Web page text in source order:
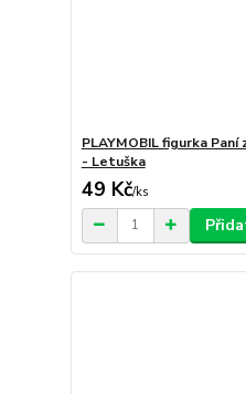
PLAYMOBIL figurka
- Letuška
49 Kč/ks